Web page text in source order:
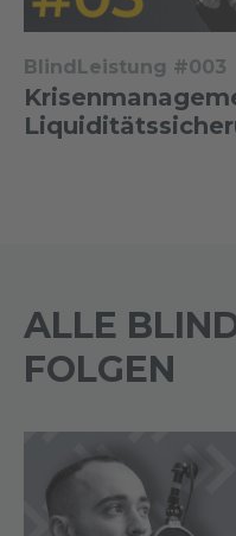
BlindLeistung #003
ALLE
FOLGEN